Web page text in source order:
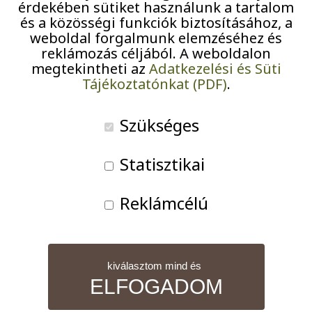
Agytorna
09:30–10:30
2026-07-09
érdekében sütiket használunk a tartalom
és a közösségi funkciók biztosításához, a
weboldal forgalmunk elemzéséhez és
reklámozás céljából. A weboldalon
megtekintheti az Adatkezelési és Süti
Tájékoztatónkat (PDF).
Szükséges
Statisztikai
Reklámcélú
kiválasztom mind és
ELFOGADOM
Pályázatok
Járványügyi intézkedések